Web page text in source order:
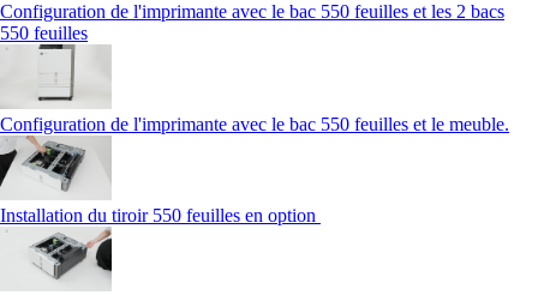
Configuration de l'imprimante avec le bac 550 feuilles et les 2 bacs
550 feuilles
Configuration de l'imprimante avec le bac 550 feuilles et le meuble.
Installation du tiroir 550 feuilles en option